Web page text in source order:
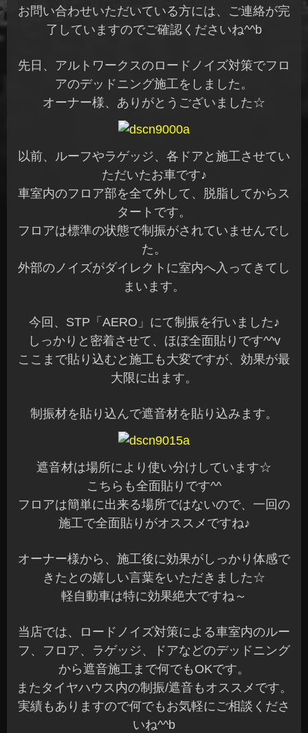
お問い合わせいただいている方には、ご連絡が完
了していますのでご確認くださいね^^b
先日、アルトワークスのロードノイズ対策でフロ
アのデッドニング施工をしました。
オーナー様、ありがとうございました☆
以前、ルーフやラゲッジ、各ドアと施工させてい
ただいたお車です♪
車室内のフロア部を全て外して、脱脂してからス
タートです。
フロアは標準の状態で制振がされていませんでし
た。
外部のノイズがダイレクトに室内へ入ってきてし
まいます。
今回、STP「AERO」にて制振を行いました♪
しっかりと密着させて、ほぼ全面貼りです^^v
ここまで貼り込むと施工も大変ですが、効果が最
大限に出ます。
制振材を貼り込んで遮音材を貼り込みます。
遮音材は場所により使い分けしています☆
こちらも全面貼りです^^
フロアは簡単に出来る場所ではないので、一回の
施工で全面貼りがオススメですね♪
オーナー様から、施工後に効果がしっかり体感で
きたとの嬉しい言葉をいただきました☆
軽自動車は特に効果絶大ですね～
当店では、ロードノイズ対策による車室内のルー
フ、フロア、ラゲッジ、ドアなどのデッドニング
から遮音施工まで何でもOKです。
またタイヤハウス内の制振/遮音もオススメです。
実績もありますので何でもお気軽にご相談くださ
いね^^b